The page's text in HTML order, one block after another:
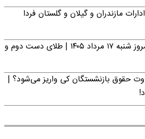
مازندران و گیلان و گلستان فردا
خبر فوری از قیمت طلا امروز شنبه ۱۷ مرداد ۱۴۰۵ | طلای دست دوم و
حقوق بازنشستگان کی واریز می‌شود؟ |